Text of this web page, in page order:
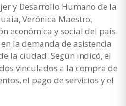
y Desarrollo Humano de la
Verónica Maestro,
económica y social del país
la demanda de asistencia
la ciudad. Según indicó, el
vinculados a la compra de
el pago de servicios y el